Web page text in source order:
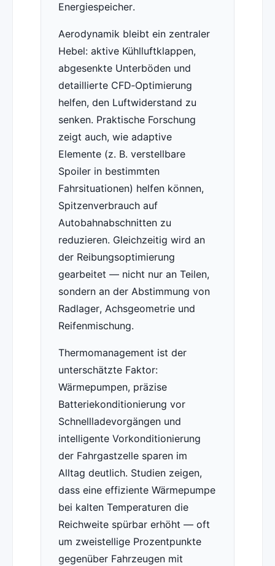
Energiespeicher.
Aerodynamik bleibt ein zentraler
Hebel: aktive Kühlluftklappen,
abgesenkte Unterböden und
detaillierte CFD‑Optimierung
helfen, den Luftwiderstand zu
senken. Praktische Forschung
zeigt auch, wie adaptive
Elemente (z. B. verstellbare
Spoiler in bestimmten
Fahrsituationen) helfen können,
Spitzenverbrauch auf
Autobahnabschnitten zu
reduzieren. Gleichzeitig wird an
der Reibungsoptimierung
gearbeitet — nicht nur an Teilen,
sondern an der Abstimmung von
Radlager, Achsgeometrie und
Reifenmischung.
Thermomanagement ist der
unterschätzte Faktor:
Wärmepumpen, präzise
Batteriekonditionierung vor
Schnellladevorgängen und
intelligente Vorkonditionierung
der Fahrgastzelle sparen im
Alltag deutlich. Studien zeigen,
dass eine effiziente Wärmepumpe
bei kalten Temperaturen die
Reichweite spürbar erhöht — oft
um zweistellige Prozentpunkte
gegenüber Fahrzeugen mit